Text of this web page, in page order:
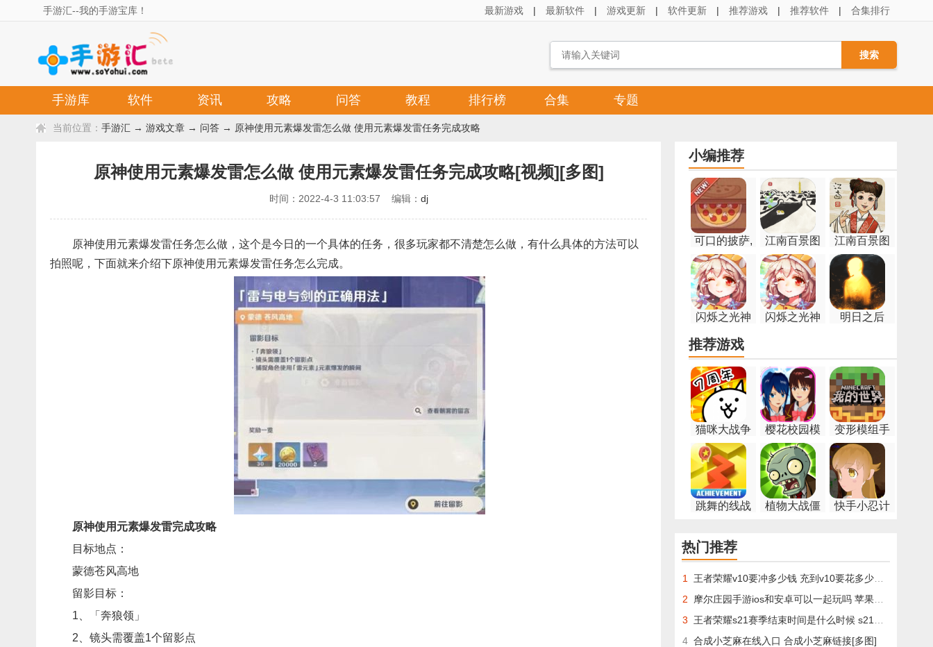
手游汇--我的手游宝库！ 最新游戏 | 最新软件 | 游戏更新 | 软件更新 | 推荐游戏 | 推荐软件 | 合集排行
手游库 软件 资讯 攻略 问答 教程 排行榜 合集 专题
当前位置： 手游汇 → 游戏文章 → 问答 → 原神使用元素爆发雷怎么做 使用元素爆发雷任务完成攻略
原神使用元素爆发雷怎么做 使用元素爆发雷任务完成攻略[视频][多图]
时间：2022-4-3 11:03:57 编辑： dj
原神使用元素爆发雷任务怎么做，这个是今日的一个具体的任务，很多玩家都不清楚怎么做，有什么具体的方法可以
拍照呢，下面就来介绍下原神使用元素爆发雷任务怎么完成。
原神使用元素爆发雷完成攻略
目标地点：
蒙德苍风高地
留影目标：
1、「奔狼领」
2、镜头需覆盖1个留影点
小编推荐
可口的披萨,
美味的披萨
下载中文版
江南百景图
港服
江南百景图
游戏
闪烁之光神
点版本
闪烁之光神
明日之后
推荐游戏
猫咪大战争
9.2.0版本
樱花校园模
拟器2022中
文版
变形模组手
机版
跳舞的线战
植物大战僵
快手小忍计
热门推荐
1
2
3
4 合成小芝麻在线入口 合成小芝麻链接[多图]